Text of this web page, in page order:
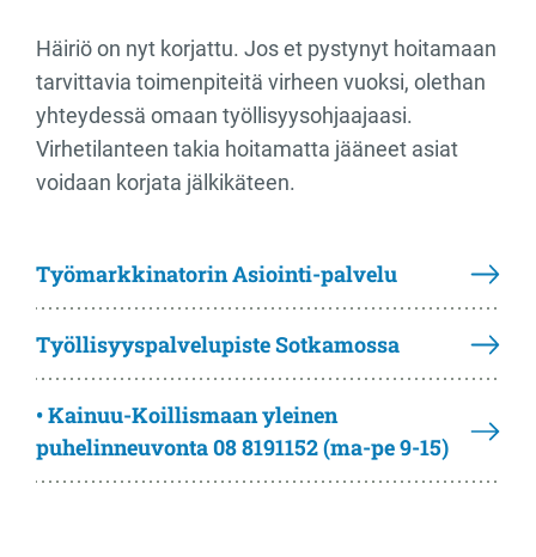
Häiriö on nyt korjattu. Jos et pystynyt hoitamaan
tarvittavia toimenpiteitä virheen vuoksi, olethan
yhteydessä omaan työllisyysohjaajaasi.
Virhetilanteen takia hoitamatta jääneet asiat
voidaan korjata jälkikäteen.
Työmarkkinatorin Asiointi-palvelu
Työllisyyspalvelupiste Sotkamossa
• Kainuu-Koillismaan yleinen
puhelinneuvonta 08 8191152 (ma-pe 9-15)